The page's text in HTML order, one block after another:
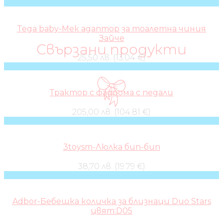
Свързани продукти
Tega baby-Мек адаптор за тоалетна чиния
Зайче
25,50 лв. (13.04 €)
Трактор с фадрома с педали
205,00 лв. (104.81 €)
3toysm-Люлка бип-бип
38,70 лв. (19.79 €)
Adbor-Бебешка количка за близнаци Duo Stars
цвят:D05